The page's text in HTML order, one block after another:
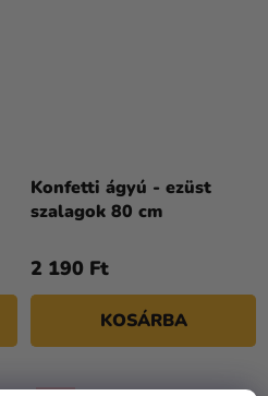
Konfetti ágyú - ezüst
szalagok 80 cm
2 190 Ft
KOSÁRBA